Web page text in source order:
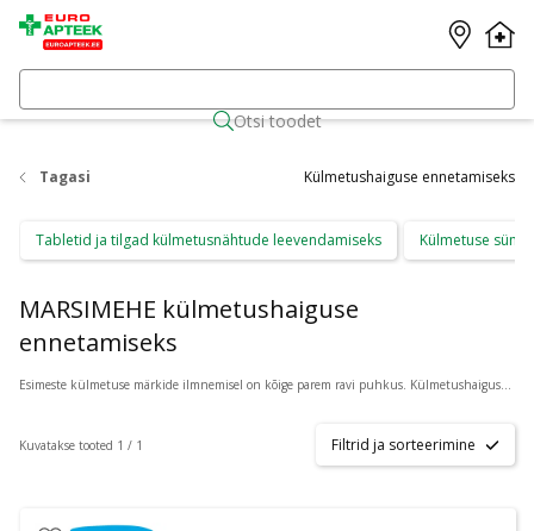
Otsi toodet
Tagasi Külmetushaiguse ennetamiseks
Tabletid ja tilgad külmetusnähtude leevendamiseks Külmetuse
MARSIMEHE külmetushaiguse
ennetamiseks
Esimeste külmetuse märkide ilmnemisel on kõige parem ravi puhkus. Külmetushaiguse ennetamist toetab ka immuunsüsteemi tugevdamine. Valik preparaate külmetushaiguste ennetamiseks ning immuunsüsteemi töö toetamiseks leiad Azeta.ee e-apteegist. Täpsema konsultatisooni saamiseks vajuta toote all olevale nupule
Kuvatakse tooted 1 / 1 Filtrid ja sorteerimine